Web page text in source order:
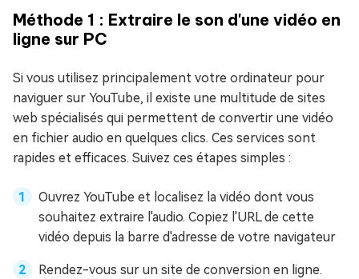
Méthode 1 : Extraire le son d'une vidéo en
ligne sur PC
Si vous utilisez principalement votre ordinateur pour
naviguer sur YouTube, il existe une multitude de sites
web spécialisés qui permettent de convertir une vidéo
en fichier audio en quelques clics. Ces services sont
rapides et efficaces. Suivez ces étapes simples :
Ouvrez YouTube et localisez la vidéo dont vous
souhaitez extraire l'audio. Copiez l'URL de cette
vidéo depuis la barre d'adresse de votre navigateur
Rendez-vous sur un site de conversion en ligne.